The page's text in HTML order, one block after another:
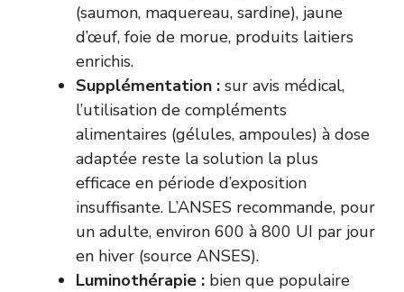
(saumon, maquereau, sardine), jaune
d’œuf, foie de morue, produits laitiers
enrichis.
Supplémentation : sur avis médical,
l’utilisation de compléments
alimentaires (gélules, ampoules) à dose
adaptée reste la solution la plus
efficace en période d’exposition
insuffisante. L’ANSES recommande, pour
un adulte, environ 600 à 800 UI par jour
en hiver (source ANSES).
Luminothérapie : bien que populaire